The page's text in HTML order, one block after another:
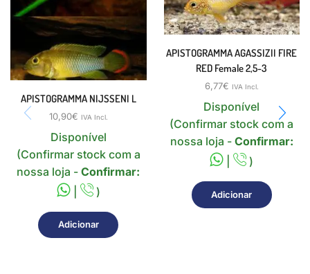
APISTOGRAMMA NIJSSENI L
10,90€ IVA Incl.
Disponível
(Confirmar stock com a
nossa loja -Confirmar:
|
)
Adicionar
APISTOGRAMMA AGASSIZII FIRE
RED Female 2,5-3
6,77€ IVA Incl.
Disponível
(Confirmar stock com a
nossa loja - Confirmar:
|
)
Adicionar